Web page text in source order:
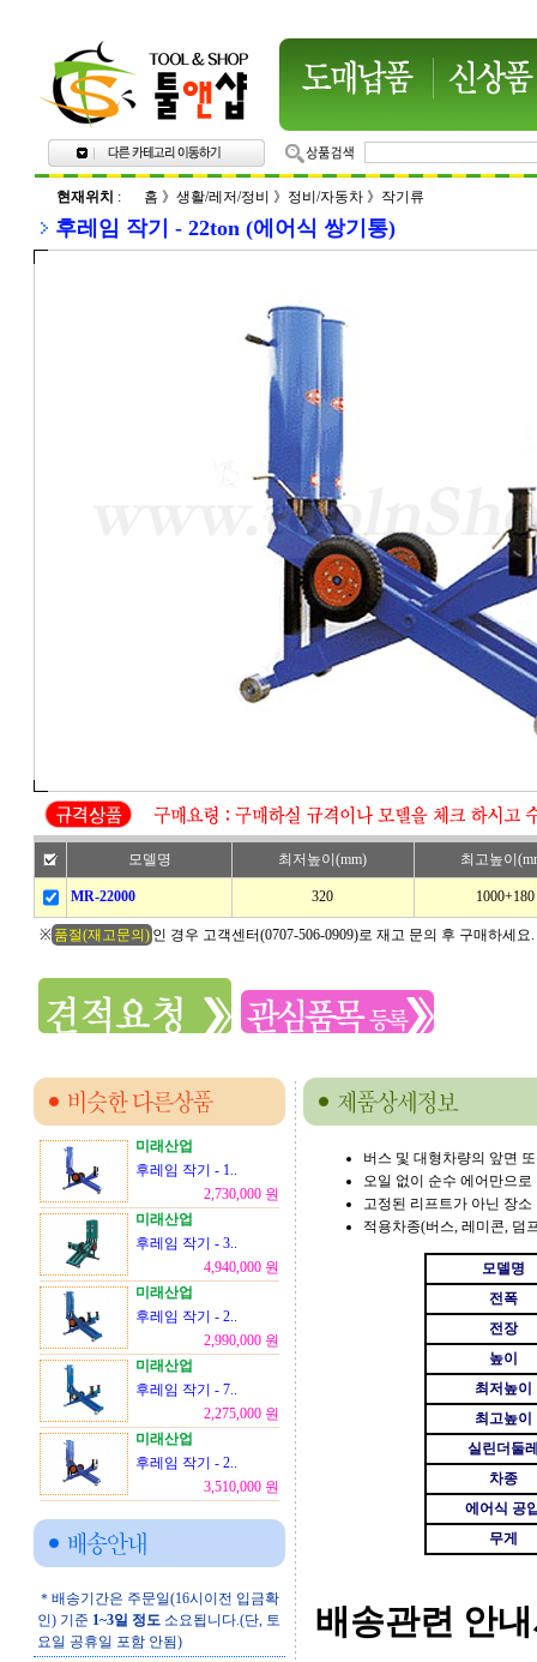
현재위치 : 홈 》 생활/레저/정비 》 정비/자동차》 작기류
후레임 작기 - 22ton (에어식 쌍기통)
모델명 최저높이(mm) 최고높이
MR-22000 320 1000+180
※ 품절(재고문의) 인 경우 고객센터(0707-506-0909)로 재고 문의 후 구매하세요.
미래산업
후레임 작기 - 1..
2,730,000 원
미래산업
후레임 작기 - 3..
4,940,000 원
미래산업
후레임 작기 - 2..
2,990,000 원
미래산업
후레임 작기 - 7..
2,275,000 원
미래산업
후레임 작기 - 2..
3,510,000 원
＊배송기간은 주문일(16시이전 입금확
인) 기준 1~3일 정도소요됩니다.(단, 토
요일 공휴일 포함 안됨)
버스 및 대형차량의 앞면
오일 없이 순수 에어만으
고정된 리프트가 아닌 장
적용차종(버스, 레미콘, 덤
모델명
전폭
전장
높이
최저높이
최고높이
실린더둘
차종
에어식 공
무게
배송관련 안